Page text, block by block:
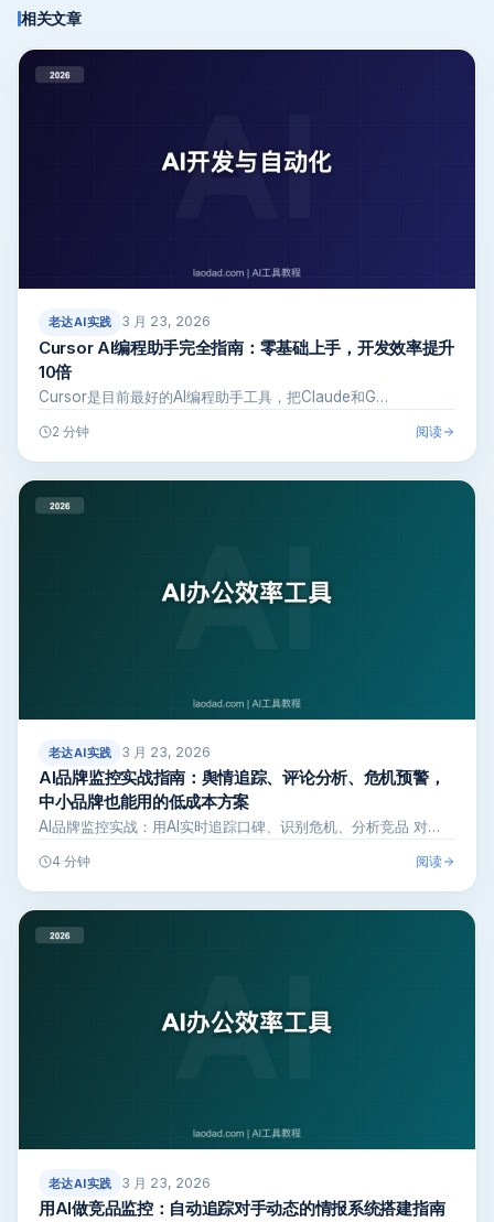
相关文章
老达AI实践 3 月 23, 2026
Cursor AI编程助手完全指南：零基础上手，开发效率提升
10倍
Cursor是目前最好的AI编程助手工具，把Claude和G…
2 分钟 阅读
老达AI实践 3 月 23, 2026
AI品牌监控实战指南：舆情追踪、评论分析、危机预警，
中小品牌也能用的低成本方案
AI品牌监控实战：用AI实时追踪口碑、识别危机、分析竞品 对…
4 分钟 阅读
老达AI实践 3 月 23, 2026
用AI做竞品监控：自动追踪对手动态的情报系统搭建指南